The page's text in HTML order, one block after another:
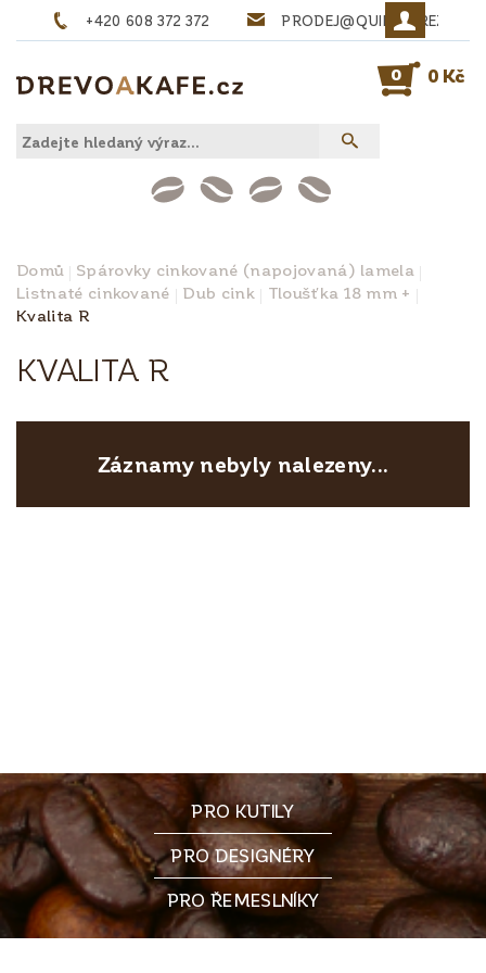
+420 608 372 372 PRODEJ@QUINTA-
0 0 Kč
Domů
Spárovky cinkované (napojovaná) lamela
Listnaté cinkované
Dub cink
Tloušťka 18 mm +
Kvalita R
KVALITA R
Záznamy nebyly nalezeny...
PRO KUTILY
PRO DESIGNÉRY
PRO ŘEMESLNÍKY